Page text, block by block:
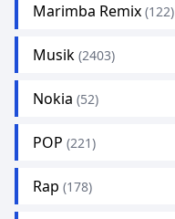
Marimba Remix (122)
Musik (2403)
Nokia (52)
POP (221)
Rap (178)